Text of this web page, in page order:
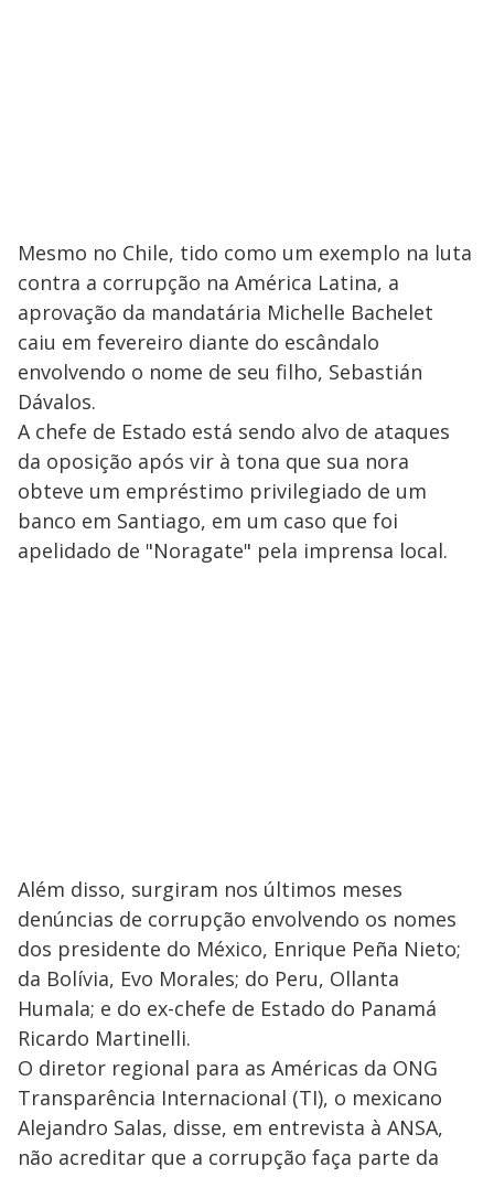
Mesmo no Chile, tido como um exemplo na luta
contra a corrupção na América Latina, a
aprovação da mandatária Michelle Bachelet
caiu em fevereiro diante do escândalo
envolvendo o nome de seu filho, Sebastián
Dávalos.
A chefe de Estado está sendo alvo de ataques
da oposição após vir à tona que sua nora
obteve um empréstimo privilegiado de um
banco em Santiago, em um caso que foi
apelidado de "Noragate" pela imprensa local.
Além disso, surgiram nos últimos meses
denúncias de corrupção envolvendo os nomes
dos presidente do México, Enrique Peña Nieto;
da Bolívia, Evo Morales; do Peru, Ollanta
Humala; e do ex-chefe de Estado do Panamá
Ricardo Martinelli.
O diretor regional para as Américas da ONG
Transparência Internacional (TI), o mexicano
Alejandro Salas, disse, em entrevista à ANSA,
não acreditar que a corrupção faça parte da